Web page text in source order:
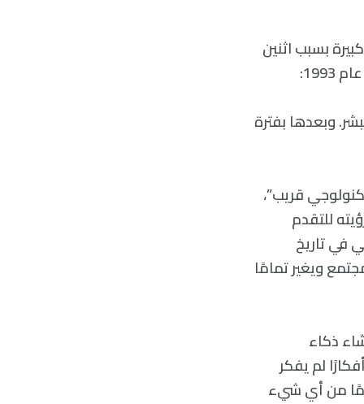
بسبب اثنين
وبعدها بفترة
قريب”،
للتقدم
تكنولوجي في تاريخ
ويغير تمامًا
ذكاء
لم يفكر
من أي شيء